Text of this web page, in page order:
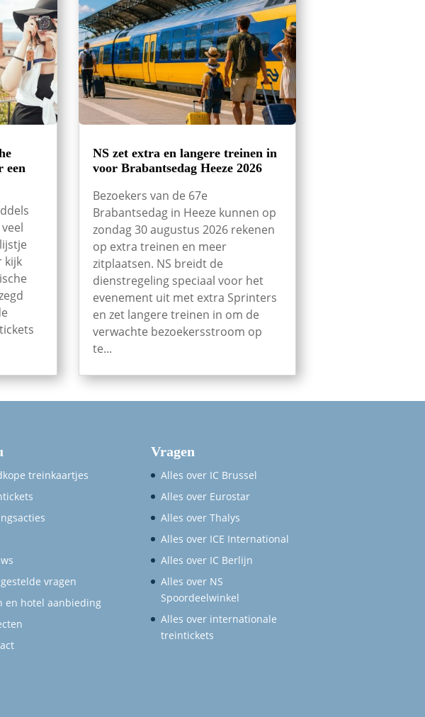
een
kijk
NS zet extra en langere treinen in
voor Brabantsedag Heeze 2026
Bezoekers van de 67e
Brabantsedag in Heeze kunnen op
zondag 30 augustus 2026 rekenen
op extra treinen en meer
zitplaatsen. NS breidt de
dienstregeling speciaal voor het
evenement uit met extra Sprinters
en zet langere treinen in om de
verwachte bezoekersstroom op
te...
treinkaartjes
vragen
en hotel aanbieding
Vragen
Alles over IC Brussel
Alles over Eurostar
Alles over Thalys
Alles over ICE International
Alles over IC Berlijn
Alles over NS
Spoordeelwinkel
Alles over internationale
treintickets